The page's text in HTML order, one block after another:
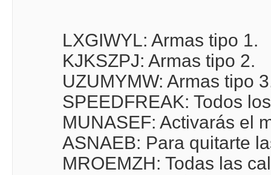
LXGIWYL: Armas tipo 1.
KJKSZPJ: Armas tipo 2.
UZUMYMW: Armas tipo
SPEEDFREAK: Todos
MUNASEF: Activarás el
ASNAEB: Para quitarte
MROEMZH: Todas las